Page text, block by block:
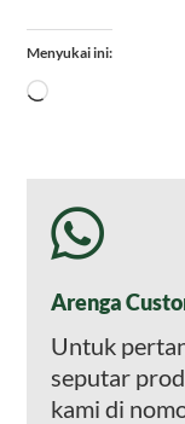
Menyukai ini:
Memuat...
Arenga
Untuk
seputar
kami di